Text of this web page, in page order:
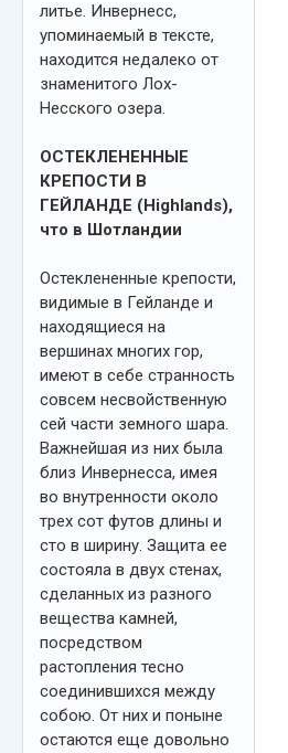
литье. Инвернесс,
упоминаемый в тексте,
находится недалеко от
знаменитого Лох-
Несского озера.
ОСТЕКЛЕНЕННЫЕ
КРЕПОСТИ В
ГЕЙЛАНДЕ (Highlands),
что в Шотландии
Остеклененные крепости,
видимые в Гейланде и
находящиеся на
вершинах многих гор,
имеют в себе странность
совсем несвойственную
сей части земного шара.
Важнейшая из них была
близ Инвернесса, имея
во внутренности около
трех сот футов длины и
сто в ширину. Защита ее
состояла в двух стенах,
сделанных из разного
вещества камней,
посредством
растопления тесно
соединившихся между
собою. От них и поныне
остаются еще довольно